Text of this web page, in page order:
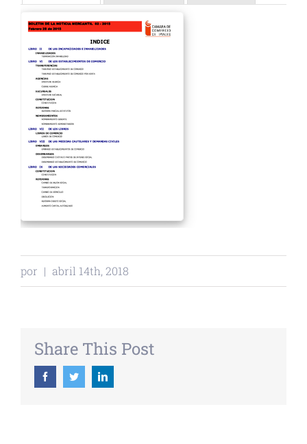
por | abril 14th, 2018
Share This Post
FacebookTwitterLinkedin